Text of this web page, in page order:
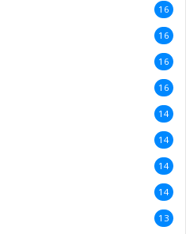
16
16
16
16
14
14
14
14
13